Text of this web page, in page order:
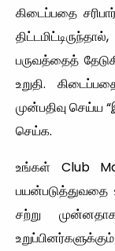
கிடைப்பதை
பருவத்தைத்
உறுதி.
முன்பதிவு செய்ய
செய்க.
உங்கள் Club
சற்று